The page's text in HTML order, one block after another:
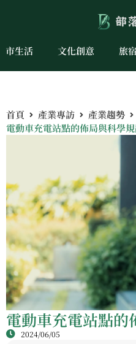
市生活 文化創意 旅
首頁 產業專訪
產業趨勢
電動車充電站點的佈局與科學
電動車充電站點的
2024/06/05